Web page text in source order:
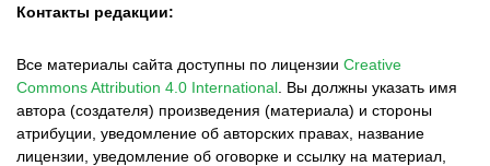
Контакты редакции:
Все материалы сайта доступны по лицензии Creative
Commons Attribution 4.0 International Вы должны указать имя
автора (создателя) произведения (материала) и стороны
атрибуции, уведомление об авторских правах, название
лицензии, уведомление об оговорке и ссылку на материал,